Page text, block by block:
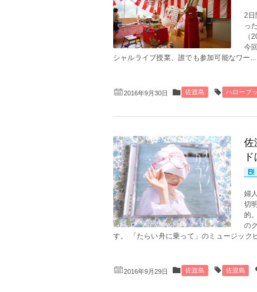
2日
っ
（
今
シャルライブ授業、誰でも参加可能なワー...
2016年9月30日 佐渡島 ハローブ
佐
婦
切
的
の
す。 「たらい舟に乗って」のミュージックビ
2016年9月29日 佐渡島 佐渡島